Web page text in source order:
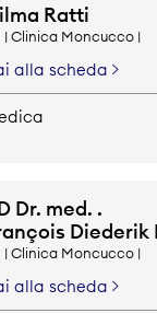
Ratti
| Clinica Moncucco |
alla scheda
Dr. med. .
Diederik
| Clinica Moncucco |
alla scheda